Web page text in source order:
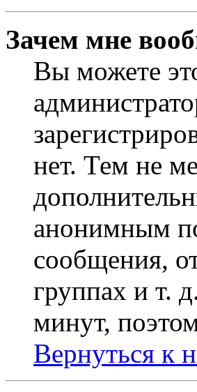
Зачем мне
Вы можете
нет. Тем не
анонимным
сообщения,
группах и т.
минут,
Вернуться к